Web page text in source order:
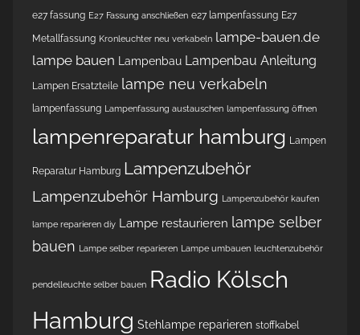
e27 fassung E27 Fassung anschließen e27 lampenfassung E27
Metallfassung Kronleuchter neu verkabeln lampe-bauen.de
lampe bauen
Lampenbau Lampenbau Anleitung
Lampen Ersatzteile lampe neu verkabeln
lampenfassung Lampenfassung austauschen lampenfassung öffnen
lampenreparatur hamburg Lampen
Reparatur Hamburg Lampenzubehör
Lampenzubehör Hamburg Lampenzubehör kaufen
lampe reparieren diy Lampe restaurieren lampe selber
bauen Lampe selber reparieren Lampe umbauen leuchtenzubehör
pendelleuchte selber bauen Radio Kölsch
Hamburg Stehlampe reparieren stoffkabel